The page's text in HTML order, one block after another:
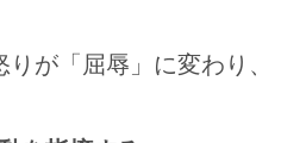
が「屈辱」に変わり、